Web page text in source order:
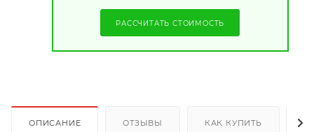
РАССЧИТАТЬ СТОИМОСТЬ
ОПИСАНИЕ ОТЗЫВЫ КАК КУПИТЬ